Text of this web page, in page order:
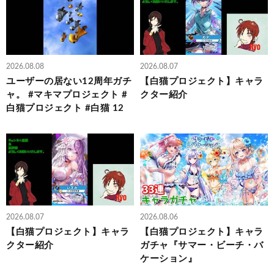
2026.08.08
ユーザーの居ない12周年ガチ
ャ。 #マキマプロジェクト #
白猫プロジェクト #白猫 12
2026.08.07
【白猫プロジェクト】キャラ
クター紹介
2026.08.07
【白猫プロジェクト】キャラ
クター紹介
2026.08.06
【白猫プロジェクト】キャラ
ガチャ『サマー・ビーチ・バ
ケーション』